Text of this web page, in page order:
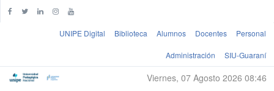
UNIPE Digital Biblioteca Alumnos Docentes Personal
Administración SIU-Guaraní
Viernes, 07 Agosto 2026 08:46